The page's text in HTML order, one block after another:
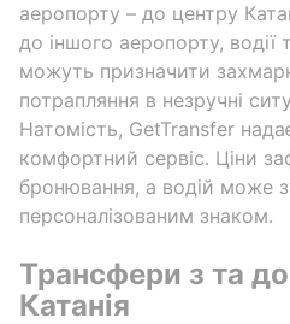
аеропорту – до центру
до іншого аеропорту, водії
можуть призначити
потрапляння в незручні
Натомість, GetTransfer
комфортний сервіс. Ціни
бронювання, а водій може
персоналізованим знаком.
Трансфери з та
Катанія